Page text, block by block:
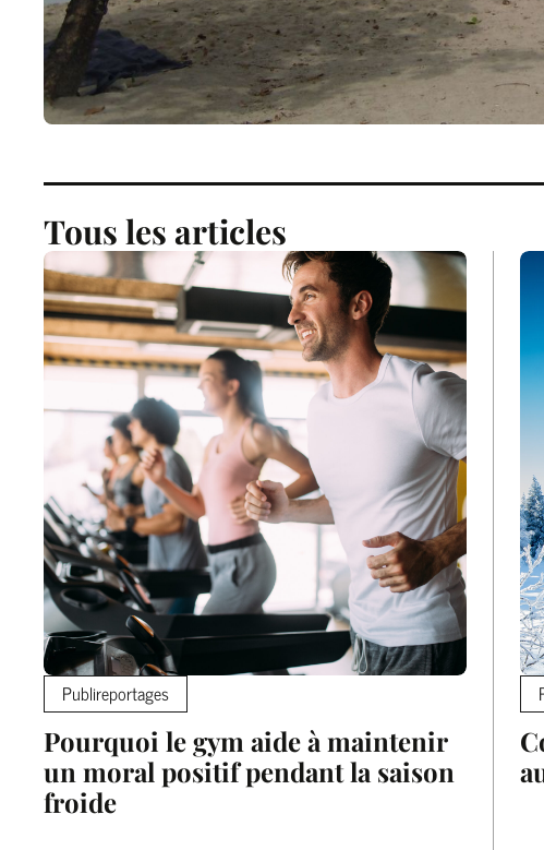
Tous les articles
Publireportages
Pourquoi le gym aide à maintenir
un moral positif pendant la saison
froide